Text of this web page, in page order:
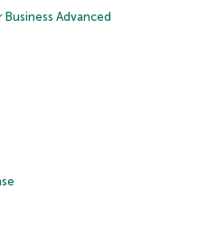
Advanced